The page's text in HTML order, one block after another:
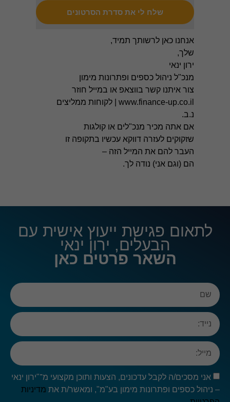
שלח לי את סדרת הסרטונים
אנחנו כאן לרשותך תמיד,
שלך,
ירון ינאי
מנכ"ל ניהול כספים ופתרונות מימון
צור איתנו קשר בווצאפ או במייל חוזר
www.finance-up.co.il
לקוחות ממליצים
נ.ב.
אם אתה מכיר מנכ"לים או קולגות
שזקוקים לעזרה דווקא עכשיו בתקופה זו
העבר להם את המייל הזה –
הם (וגם אני) נודה לך.
לתאום פגישת ייעוץ אישית עם
הבעלים, ירון ינאי
השאר פרטים כאן
אני מסכים/ה לקבל עדכונים, הצעות ותוכן מקצועי מ־"ירון ינאי
– ניהול כספים ופתרונות מימון בע"מ", ומאשר/ת את מדיניות
הטובה
ביותר
במהלך
הביקור
תסרב
לעוגיות אלו,
חלק
עשויות
למנוע
ממך
לראות
האפשרות
מוגבלת.